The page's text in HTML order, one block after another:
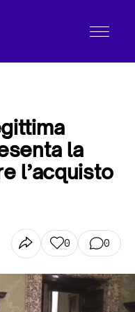
la
l’acquisto
0 0